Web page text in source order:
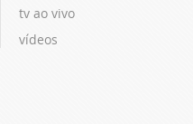
tv ao vivo
vídeos